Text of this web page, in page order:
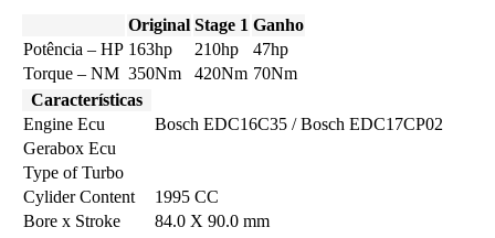
Original Stage 1 Ganho
Potência – HP 163hp 210hp
47hp
Torque – NM 350Nm 420Nm 70Nm
Características
Engine Ecu
Bosch EDC16C35 / Bosch EDC17CP02
Gerabox Ecu
Type of Turbo
Cylider Content
1995 CC
Bore x Stroke
84.0 X 90.0 mm